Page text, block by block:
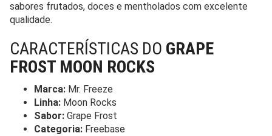
sabores frutados, doces e mentholados com excelente
qualidade.
CARACTERÍSTICAS DO GRAPE
FROST MOON ROCKS
Marca: Mr. Freeze
Linha: Moon Rocks
Sabor: Grape Frost
Categoria: Freebase